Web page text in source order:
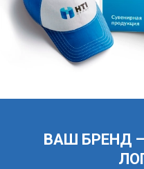
ВАШ БРЕНД